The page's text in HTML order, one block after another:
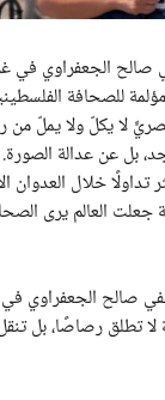
صالح الجعفراوي في
للصحافة
لا يكلّ ولا يملّ من
بل عن عدالة الصورة.
خلال العدوان
العالم يرى
صالح الجعفراوي
لا تطلق رصاصًا، بل